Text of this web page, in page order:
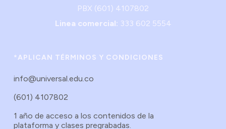
PBX (601) 4107802
Linea comercial: 333 602 5554
*APLICAN TÉRMINOS Y CONDICIONES
info@universal.edu.co
(601) 4107802
1 año de acceso a los contenidos de la
plataforma y clases pregrabadas.